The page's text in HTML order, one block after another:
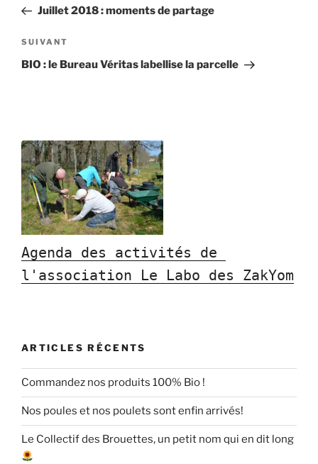
l’article
précédent
Juillet 2018 : moments de partage
Article
suivant
SUIVANT
BIO : le Bureau Véritas labellise la parcelle
Agenda des activités de
l'association Le Labo des ZakYom
ARTICLES RÉCENTS
Commandez nos produits 100% Bio !
Nos poules et nos poulets sont enfin arrivés!
Le Collectif des Brouettes, un petit nom qui en dit long